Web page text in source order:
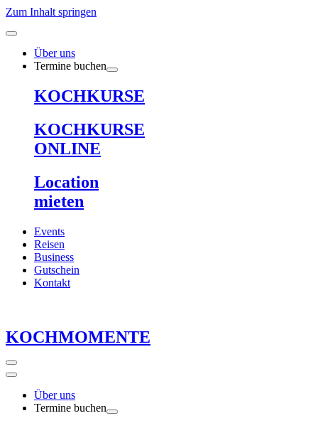
Zum Inhalt springen
Über uns
Termine buchen
KOCHKURSE
KOCHKURSE
ONLINE
Location
mieten
Events
Reisen
Business
Gutschein
Kontakt
KOCHMOMENTE
Über uns
Termine buchen